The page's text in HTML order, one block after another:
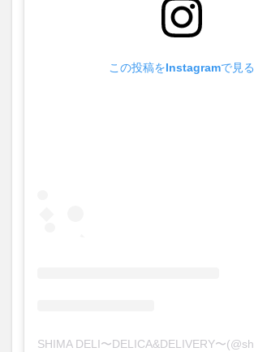
この投稿をInstagramで見る